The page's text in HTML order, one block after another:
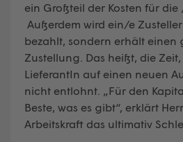
ein Großteil der Kosten für die
Außerdem wird ein/e
bezahlt, sondern erhält einen
Zustellung. Das heißt, die
LieferantIn auf einen neuen
nicht entlohnt. „Für den
Beste, was es gibt“, erklärt
Arbeitskraft das ultimativ